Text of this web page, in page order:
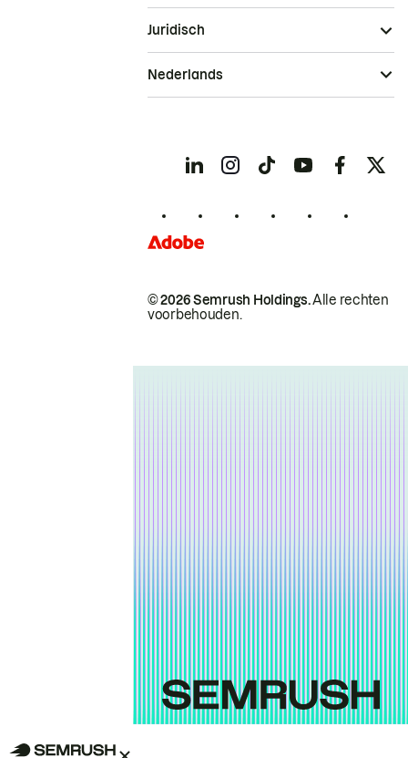
© 2026 Semrush Holdings.Alle rechten
voorbehouden.
Juridisch
Nederlands